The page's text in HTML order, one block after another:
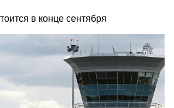
в конце сентября